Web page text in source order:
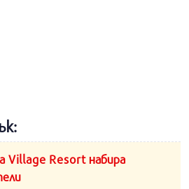
Village Resort набира